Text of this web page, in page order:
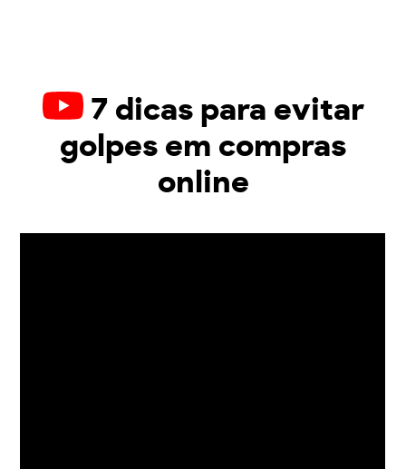
7 dicas para evitar
golpes em compras
online